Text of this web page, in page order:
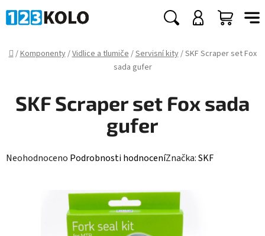
na
Hledat
KOŠÍK
Domů
/Komponenty/Vidlice a tlumiče/Servisní kity/SKF Scraper set Fox
sada gufer
SKF Scraper set Fox sada
gufer
Průměrné
Neohodnoceno Podrobnosti hodnoceníZnačka:SKF